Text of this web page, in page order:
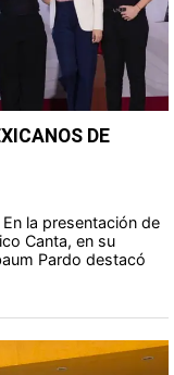
DE
la presentación de
Canta, en su
Pardo destacó